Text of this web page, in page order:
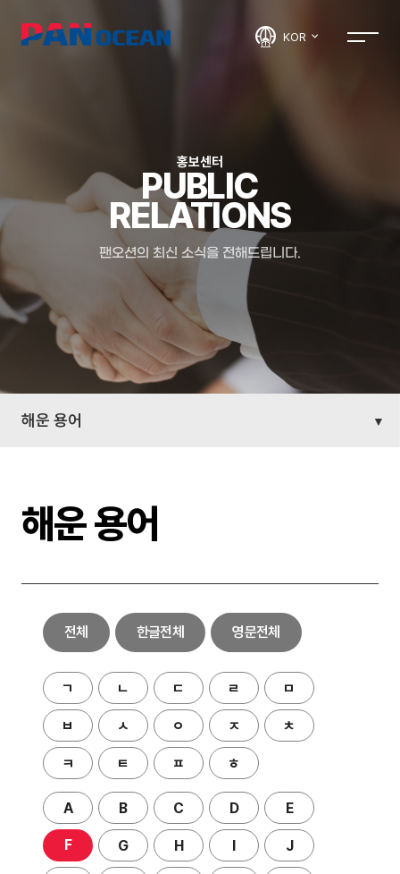
KOR
홍보센터
PUBLIC
RELATIONS
팬오션의 최신 소식을 전해드립니다.
해운 용어
해운 용어
전체 한글전체 영문전체
ㄱ ㄴ ㄷ ㄹ ㅁ
ㅂ ㅅ ㅇ ㅈ ㅊ
ㅋ ㅌ ㅍ ㅎ
A B C D E
F G H I J